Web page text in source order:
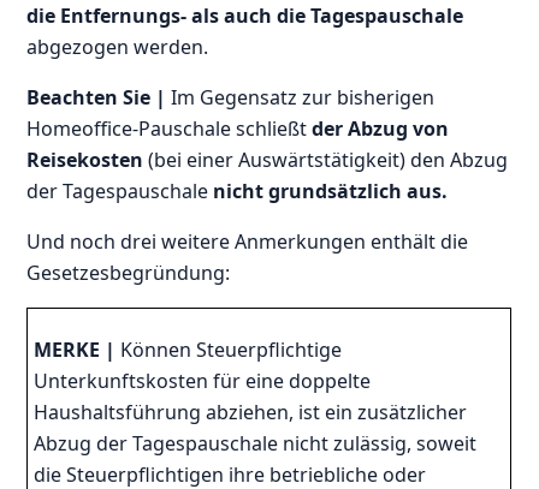
die Entfernungs- als auch die Tagespauschale
abgezogen werden.
Beachten Sie |Im Gegensatz zur bisherigen
Homeoffice-Pauschale schließtder Abzug von
Reisekosten (bei einer Auswärtstätigkeit) den Abzug
der Tagespauschale nicht grundsätzlich aus.
Und noch drei weitere Anmerkungen enthält die
Gesetzesbegründung:
MERKE | Können Steuerpflichtige
Unterkunftskosten für eine doppelte
Haushaltsführung abziehen, ist ein zusätzlicher
Abzug der Tagespauschale nicht zulässig, soweit
die Steuerpflichtigen ihre betriebliche oder